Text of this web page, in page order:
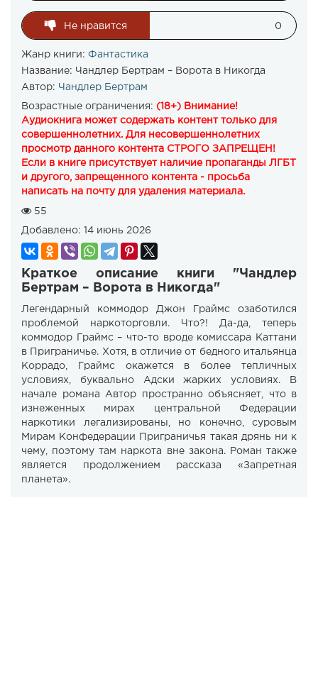
Не нравится 0
Жанр книги: Фантастика
Название: Чандлер Бертрам – Ворота в Никогда
Автор: Чандлер Бертрам
Возрастные ограничения: (18+) Внимание!
Аудиокнига может содержать контент только для
совершеннолетних. Для несовершеннолетних
просмотр данного контента СТРОГО ЗАПРЕЩЕН!
Если в книге присутствует наличие пропаганды ЛГБТ
и другого, запрещенного контента - просьба
написать на почту для удаления материала.
55
Добавлено: 14 июнь 2026
Краткое описание книги "Чандлер
Бертрам – Ворота в Никогда"
Легендарный коммодор Джон Граймс озаботился
проблемой наркоторговли. Что?! Да-да, теперь
коммодор Граймс – что-то вроде комиссара Каттани
в Приграничье. Хотя, в отличие от бедного итальянца
Коррадо, Граймс окажется в более тепличных
условиях, буквально Адски жарких условиях. В
начале романа Автор пространно объясняет, что в
изнеженных мирах центральной Федерации
наркотики легализированы, но конечно, суровым
Мирам Конфедерации Приграничья такая дрянь ни к
чему, поэтому там наркота вне закона. Роман также
является продолжением рассказа «Запретная
планета».